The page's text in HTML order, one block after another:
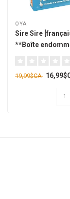
OYA
Sire Sire
**Boîte
19,99$CA